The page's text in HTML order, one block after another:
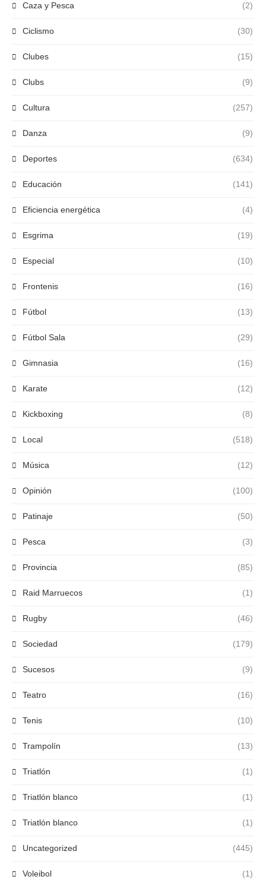
Caza y Pesca (2)
Ciclismo (30)
Clubes (15)
Clubs (9)
Cultura (257)
Danza (9)
Deportes (634)
Educación (141)
Eficiencia energética (4)
Esgrima (19)
Especial (10)
Frontenis (16)
Fútbol (13)
Fútbol Sala (29)
Gimnasia (16)
Karate (12)
Kickboxing (8)
Local (518)
Música (12)
Opinión (100)
Patinaje (50)
Pesca (3)
Provincia (85)
Raid Marruecos (1)
Rugby (46)
Sociedad (179)
Sucesos (9)
Teatro (16)
Tenis (10)
Trampolín (13)
Triatlón (1)
Triatlón blanco (1)
Triatlón blanco (1)
Uncategorized (445)
Voleibol (1)